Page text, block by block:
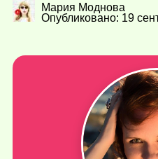
Мария Моднова
Опубликовано: 19